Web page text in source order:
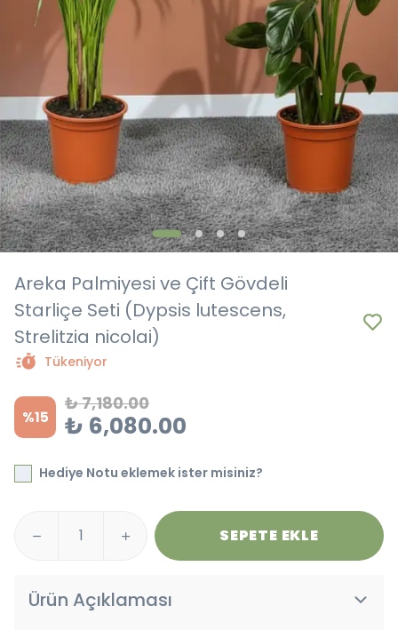
Areka Palmiyesi ve Çift Gövdeli
Starliçe Seti (Dypsis lutescens,
Strelitzia nicolai)
Tükeniyor
%15
₺ 7,180.00
₺ 6,080.00
Hediye Notu eklemek ister misiniz?
SEPETE EKLE
Ürün Açıklaması